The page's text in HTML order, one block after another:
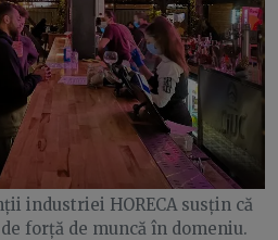
industriei HORECA susțin că
forță de muncă în domeniu.